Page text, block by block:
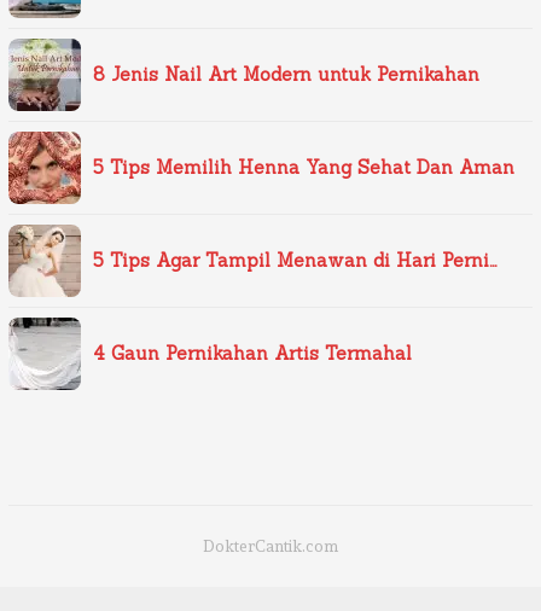
8 Jenis Nail Art Modern untuk Pernikahan
5 Tips Memilih Henna Yang Sehat Dan Aman
5 Tips Agar Tampil Menawan di Hari Perni…
4 Gaun Pernikahan Artis Termahal
DokterCantik.com